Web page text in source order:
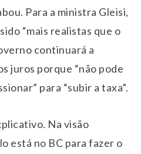
Para a ministra Gleisi,
“mais realistas que o
continuará a
juros porque “não pode
para “subir a taxa”.
Na visão
está no BC para fazer o